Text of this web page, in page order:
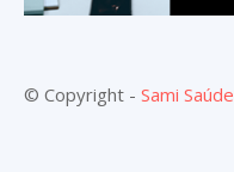
© Copyright - Sami Saúde